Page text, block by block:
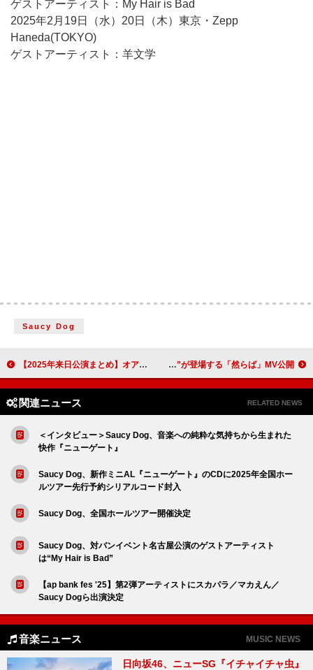
ゲストアーティスト：My Hair is Bad
2025年2月19日（水）20日（木）東京・Zepp
Haneda(TOKYO)
ゲストアーティスト：羊文学
Saucy Dog
【2025年来日公演まとめ】オアシス／リンキン・パーク／ベンソン・ブーン／Kep1erら 注目の来日公演をピックアップ マカロニえんぴつ、“学生時代のバンドメンバー”が登場する「然らば」MV公開
関連ニュース RELATED NEWS
＜インタビュー＞Saucy Dog、音楽への純粋な気持ちから生まれた
快作『ニューゲート』
Saucy Dog、新作ミニAL『ニューゲート』のCDに2025年全国ホー
ルツアー先行予約シリアルコード封入
Saucy Dog、全国ホールツアー開催決定
Saucy Dog、対バンイベント名古屋公演のゲストアーティスト
は“My Hair is Bad”
【ap bank fes '25】第2弾アーティストにスカパラ／マカえん／
Saucy Dogら出演決定
音楽ニュース MUSIC NEWS
日向坂46、ニューSG『イチャイチャ虫』